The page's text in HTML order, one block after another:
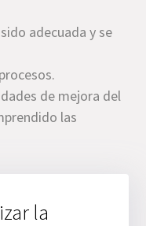
adecuada y se
de mejora del
las
la